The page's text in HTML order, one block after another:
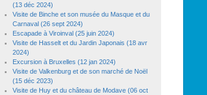
(13 déc 2024)
Visite de Binche et son musée du Masque et du
Carnaval (26 sept 2024)
Escapade à Viroinval (25 juin 2024)
Visite de Hasselt et du Jardin Japonais (18 avr
2024)
Excursion à Bruxelles (12 jan 2024)
Visite de Valkenburg et de son marché de Noël
(15 déc 2023)
Visite de Huy et du château de Modave (06 oct